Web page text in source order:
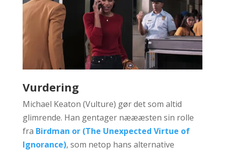
Vurdering
Michael Keaton (Vulture) gør det som altid
glimrende. Han gentager næææsten sin rolle
fra Birdman or (The Unexpected Virtue of
Ignorance), som netop hans alternative